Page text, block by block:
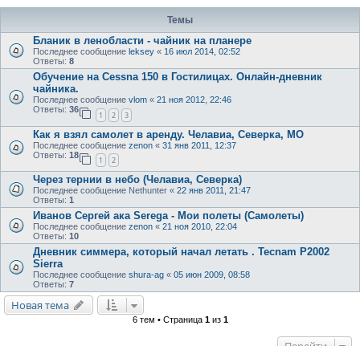
Темы
Бланик в ленобласти - чайник на планере
Последнее сообщение leksey « 16 июл 2014, 02:52
Ответы: 8
Обучение на Cessna 150 в Гостилицах. Онлайн-дневник
чайника.
Последнее сообщение vlom « 21 ноя 2012, 22:46
Ответы: 36
1 2 3
Как я взял самолет в аренду. Челавиа, Северка, МО
Последнее сообщение zenon « 31 янв 2011, 12:37
Ответы: 18
1 2
Через тернии в небо (Челавиа, Северка)
Последнее сообщение Nethunter « 22 янв 2011, 21:47
Ответы: 1
Иванов Сергей ака Serega - Мои полеты (Самолеты)
Последнее сообщение zenon « 21 ноя 2010, 22:04
Ответы: 10
Дневник симмера, который начал летать . Tecnam P2002
Sierra
Последнее сообщение shura-ag « 05 июн 2009, 08:58
Ответы: 7
Новая тема
6 тем • Страница 1из 1